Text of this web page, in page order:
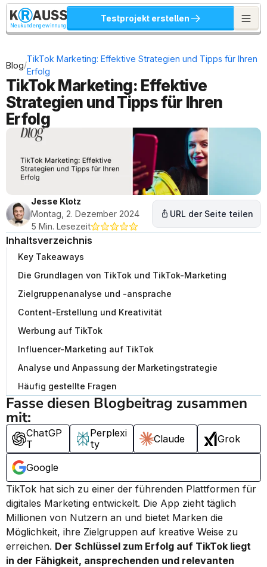
Neukundengewinnung
Testprojekt erstellen
Blog/
TikTok Marketing: Effektive Strategien und Tipps für Ihren
Erfolg
TikTok Marketing: Effektive
Strategien und Tipps für Ihren
Erfolg
Jesse Klotz
Montag, 2. Dezember 2024
5 Min. Lesezeit
URL der Seite teilen
Inhaltsverzeichnis
Key Takeaways
Die Grundlagen von TikTok und TikTok-Marketing
Zielgruppenanalyse und -ansprache
Content-Erstellung und Kreativität
Werbung auf TikTok
Influencer-Marketing auf TikTok
Analyse und Anpassung der Marketingstrategie
Häufig gestellte Fragen
Fasse diesen Blogbeitrag zusammen
mit:
ChatGP
T
Perplexi
ty
Claude Grok
Google
TikTok hat sich zu einer der führenden Plattformen für
digitales Marketing entwickelt. Die App zieht täglich
Millionen von Nutzern an und bietet Marken die
Möglichkeit, ihre Zielgruppen auf kreative Weise zu
erreichen. Der Schlüssel zum Erfolg auf TikTok liegt
in der Fähigkeit, ansprechenden und relevanten